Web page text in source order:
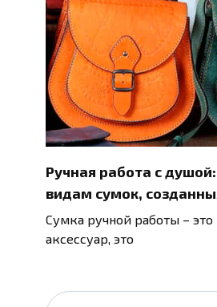
Ручная работа с
видам сумок,
Сумка ручной работы – это
аксессуар, это